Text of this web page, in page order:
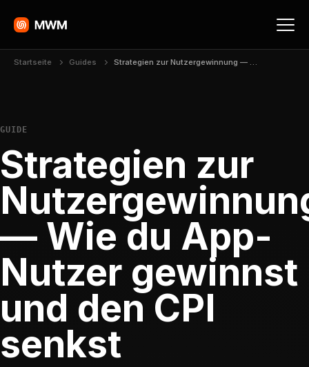
Startseite Guides Strategien zur Nutzergewinnung — Wie du App-Nutzer gewinnst und den CPI senkst
GUIDE
Strategien zur
— Wie du App-
Nutzer gewinnst
und den CPI
senkst